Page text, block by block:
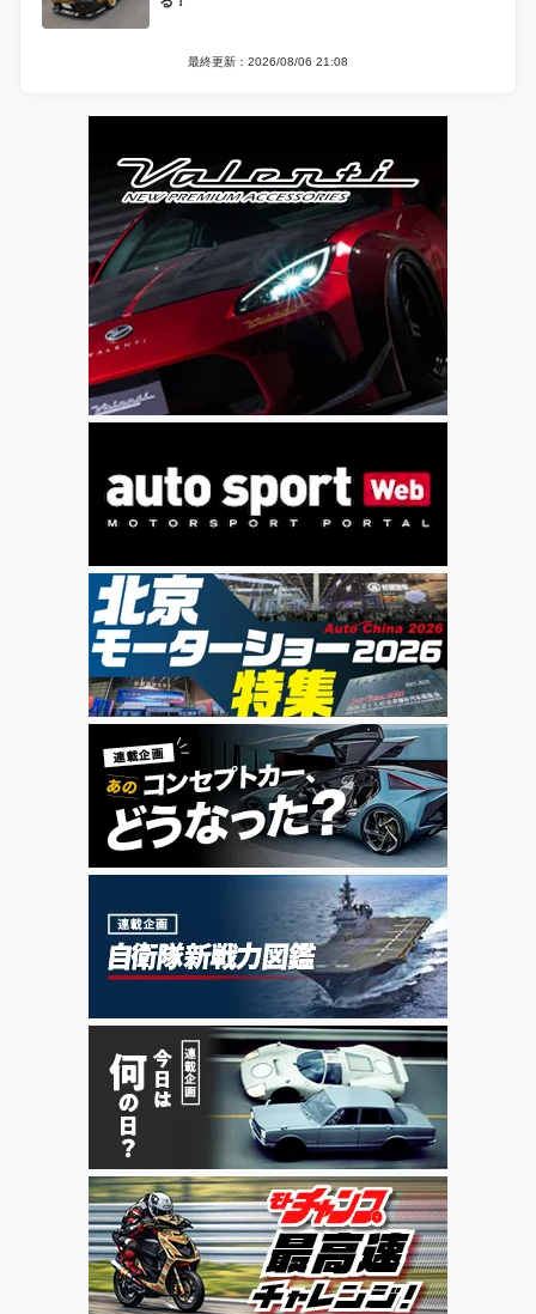
最終更新：2026/08/06 21:08